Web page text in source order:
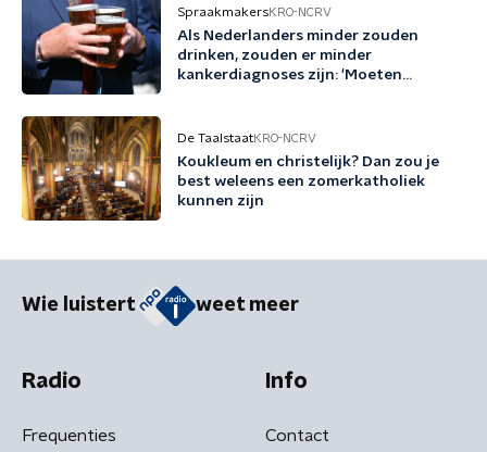
SpraakmakersKRO-NCRV
Als Nederlanders minder zouden
drinken, zouden er minder
kankerdiagnoses zijn: 'Moeten
De TaalstaatKRO-NCRV
Koukleum en christelijk? Dan zou je
best weleens een zomerkatholiek
kunnen zijn
Wie luistert weet meer
Radio
Frequenties
Info
Contact